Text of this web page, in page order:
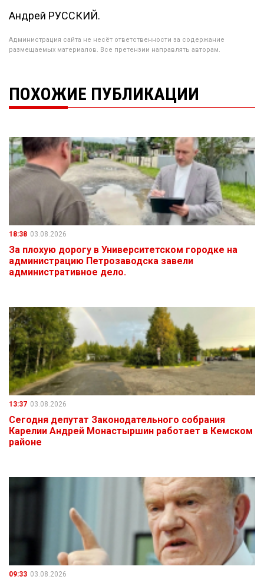
Андрей РУССКИЙ.
Администрация сайта не несёт ответственности за содержание
размещаемых материалов. Все претензии направлять авторам.
ПОХОЖИЕ ПУБЛИКАЦИИ
18:38 03.08.2026
За плохую дорогу в Университетском городке на
администрацию Петрозаводска завели
административное дело.
13:37 03.08.2026
Сегодня депутат Законодательного собрания
Карелии Андрей Монастыршин работает в Кемском
районе
09:33 03.08.2026